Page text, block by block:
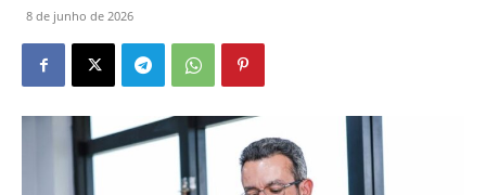
8 de junho de 2026